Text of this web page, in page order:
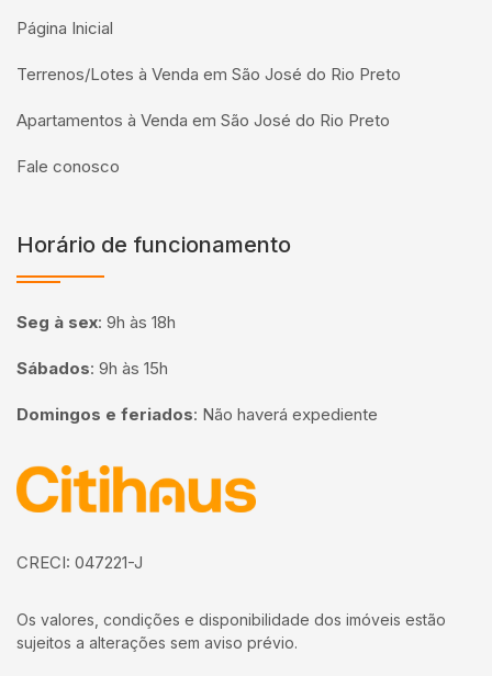
Página Inicial
Terrenos/Lotes à Venda em São José do Rio Preto
Apartamentos à Venda em São José do Rio Preto
Fale conosco
Horário de funcionamento
Seg à sex: 9h às 18h
Sábados: 9h às 15h
Domingos e feriados: Não haverá expediente
Página inicial
CRECI: 047221-J
Os valores, condições e disponibilidade dos imóveis estão
sujeitos a alterações sem aviso prévio.